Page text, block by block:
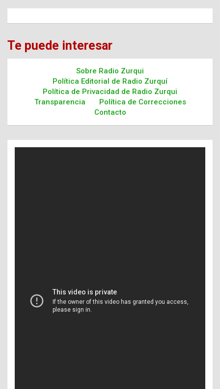
Te puede interesar
Sobre Radio Zurqui
Política Editorial de Radio Zurquí
Política de Privacidad de Radio Zurqui
Transparencia
Política de Correcciones
Contacto